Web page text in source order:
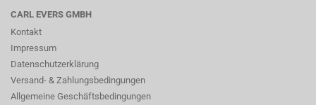
CARL EVERS GMBH
Kontakt
Impressum
Datenschutzerklärung
Versand- & Zahlungsbedingungen
Allgemeine Geschäftsbedingungen